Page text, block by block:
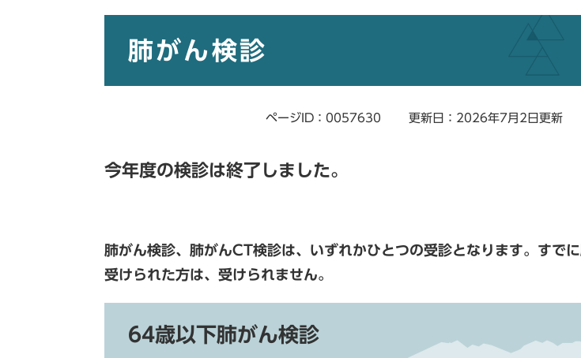
肺がん検診
ページID：0057630 更新日：2026年7月2日更新
今年度の検診は終了しました。
肺がん検診、肺がんCT検診は、いずれかひとつの受診となります。すで
受けられた方は、受けられません。
64歳以下肺がん検診